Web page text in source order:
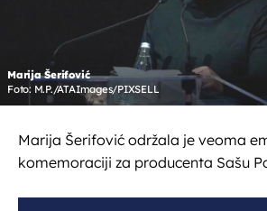
Marija Šerifović
Foto: M.P./ATAImages/PIXSELL
Marija Šerifović održala je veoma
komemoraciji za producenta Sašu